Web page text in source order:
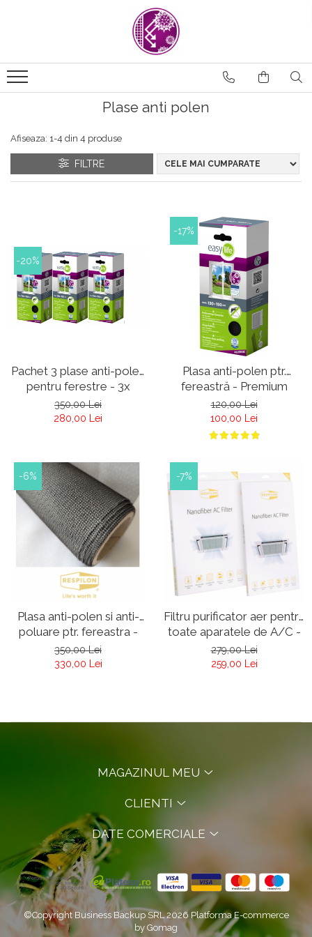
Plase anti polen
Afiseaza: 1-4 din 4 produse
FILTRE
-20%
Pachet 3 plase anti-polen
pentru ferestre - 3x
Premium Allergic Pro -
antracit
350,00 Lei
280,00 Lei
-17%
Plasa anti-polen ptr.
fereastră - Premium
Allergic Pro - antracit -
Plasa anti polen
120,00 Lei
100,00 Lei
-6%
Plasa anti-polen si anti-
poluare ptr. fereastra -
Respilon NanoMembrane
RMW 5.0
350,00 Lei
330,00 Lei
-7%
Filtru purificator aer pentru
toate aparatele de A/C -
Respilon Nanomembrane
279,00 Lei
259,00 Lei
MAGAZINUL MEU
CLIENTI
DATE COMERCIALE
©Copyright Business Backup SRL 2026 Platforma E-commerce
by Gomag